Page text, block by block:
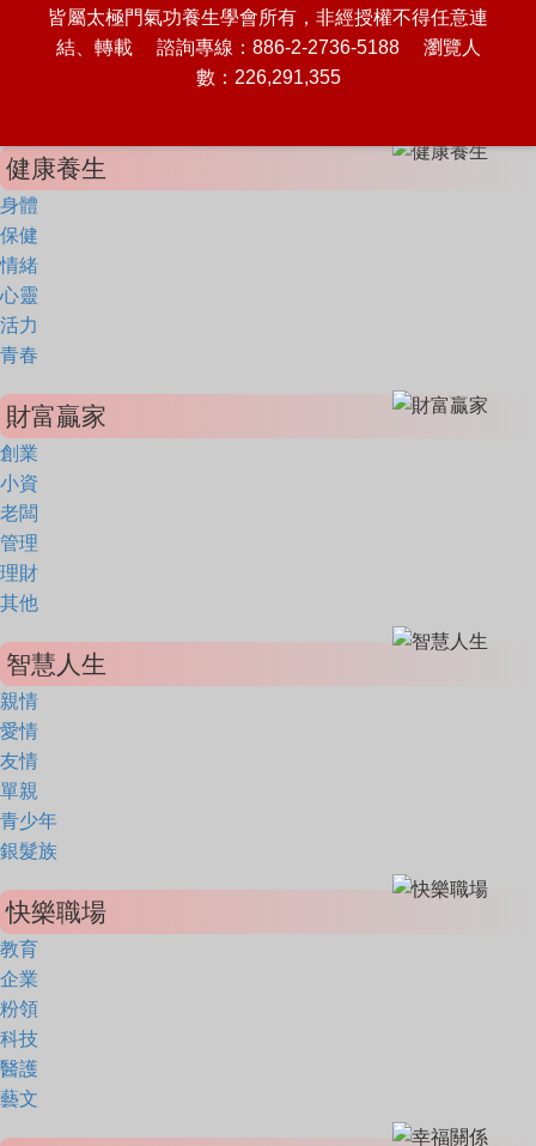
皆屬太極門氣功養生學會所有，非經授權不得任意連
結、轉載 諮詢專線：886-2-2736-5188 瀏覽人
數：226,291,355
健康養生
身體
保健
情緒
心靈
活力
青春
財富贏家
創業
小資
老闆
管理
理財
其他
智慧人生
親情
愛情
友情
單親
青少年
銀髮族
快樂職場
教育
企業
粉領
科技
醫護
藝文